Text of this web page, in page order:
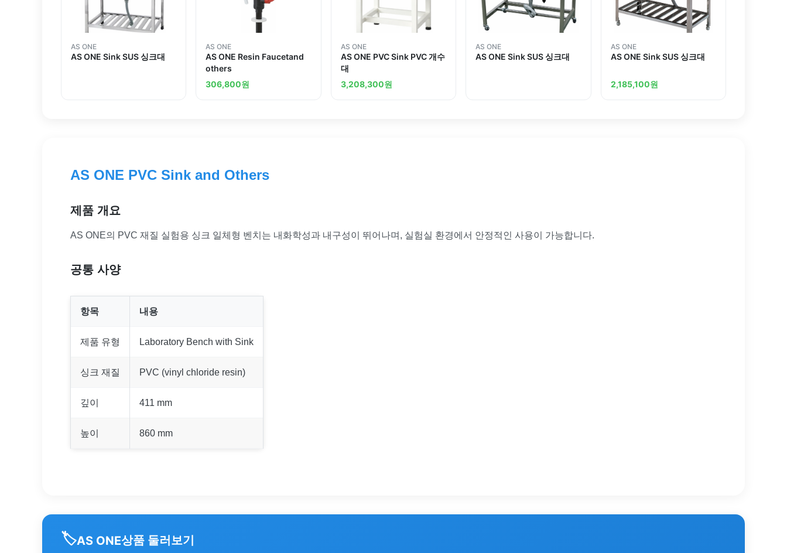
AS ONE
AS ONE Sink SUS 싱크대
AS ONE
AS ONE Resin Faucetand
others
306,800원
AS ONE
AS ONE PVC Sink PVC 개수
대
3,208,300원
AS ONE
AS ONE Sink SUS 싱크대
AS ONE
AS ONE Sink SUS 싱크대
2,185,100원
AS ONE PVC Sink and Others
제품 개요
AS ONE의 PVC 재질 실험용 싱크 일체형 벤치는 내화학성과 내구성이 뛰어나며, 실험실 환경에서 안정적인 사용이 가능합니다.
공통 사양
항목 내용
제품 유형 Laboratory Bench with Sink
싱크 재질 PVC (vinyl chloride resin)
깊이 411 mm
높이 860 mm
🏷️AS ONE상품 둘러보기